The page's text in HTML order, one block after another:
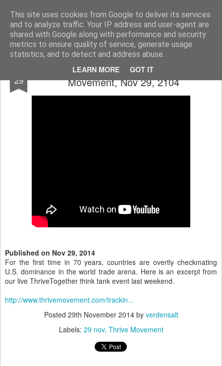
This site uses cookies from Google to deliver its services
and to analyze traffic. Your IP address and user-agent are
shared with Google along with performance and security
metrics to ensure quality of service, generate usage
statistics, and to detect and address abuse.
LEARN MORE GOT IT
The universe is eternal, infinite and vibrant, a conscious cosmos
Pages
29
Tracking Global Changes - THRIVE
Movement, Nov 29, 2104
Published on Nov 29, 2014
For the first time in 70 years, countries are overtly checkmating
U.S. dominance in the world trade arena. Here is an excerpt from
our live ThriveTogether think tank event last weekend.
http://www.thrivemovement.com/trackin...
Posted 29th November 2014by verdensalt
Labels: 29 nov Thrive Movement